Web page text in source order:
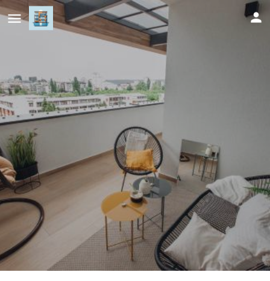
Stan na dan - Chic Home Banja